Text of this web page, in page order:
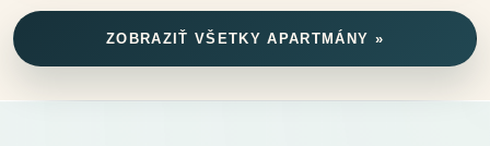
ZOBRAZIŤ VŠETKY APARTMÁNY »